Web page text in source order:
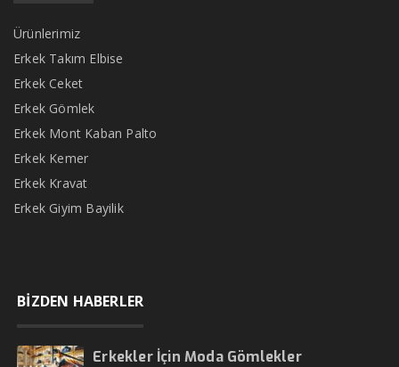
Ürünlerimiz
Erkek Takım Elbise
Erkek Ceket
Erkek Gömlek
Erkek Mont Kaban Palto
Erkek Kemer
Erkek Kravat
Erkek Giyim Bayilik
BİZDEN HABERLER
Erkekler İçin Moda Gömlekler